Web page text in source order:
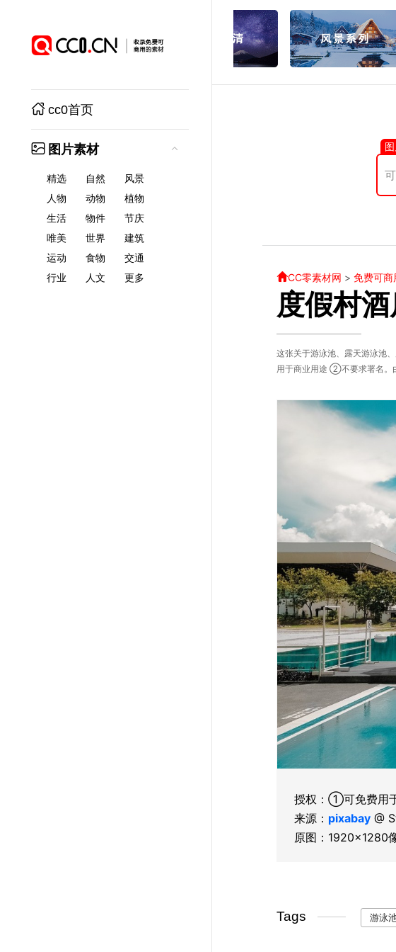
cc0首页
图片素材
精选 自然
风景
人物
动物
植物
生活
物件
节庆
唯美
世界
建筑
运动
食物
交通
行业
人文 更多 CC零素材网 > 免费可商
度假村
这张关于游泳池、露天游泳池
用于商业用途 ②不要求署名。
授权：①可免费用
来源： pixabay@
原图：1920×1280
Tags 游泳